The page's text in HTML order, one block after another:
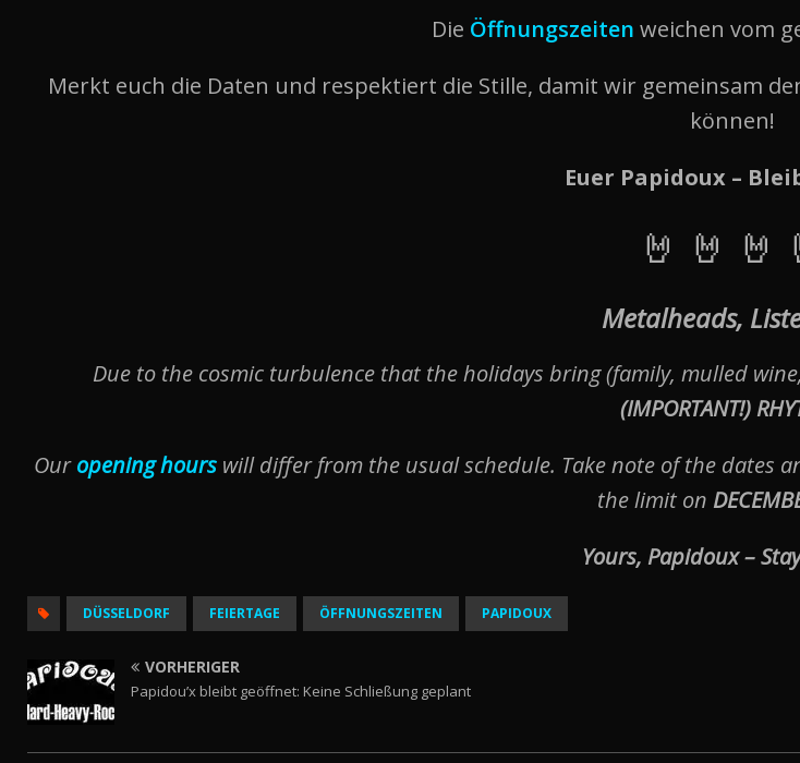
Die Öffnungszeiten weichen vom
Merkt euch die Daten und respektiert die Stille, damit wir gemeinsam
können!
Euer Papidoux –
🤘 🤘 🤘
Metalheads,
Due to the cosmic turbulence that the holidays bring (family, mulled
(IMPORTANT!)
Ouropening hourswill differ from the usual schedule. Take note of the dates
the limit on
Yours, Papidoux –
DÜSSELDORF FEIERTAGE ÖFFNUNGSZEITEN PAPIDOUX
VORHERIGER
Papidou’x bleibt geöffnet: Keine Schließung geplant